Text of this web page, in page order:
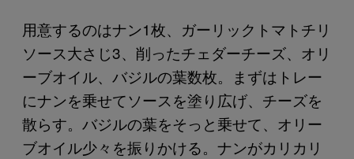
用意するのはナン1枚、ガーリックトマトチリ
ソース大さじ3、削ったチェダーチーズ、オリ
ーブオイル、バジルの葉数枚。まずはトレー
にナンを乗せてソースを塗り広げ、チーズを
散らす。バジルの葉をそっと乗せて、オリー
ブオイル少々を振りかける。ナンがカリカリ